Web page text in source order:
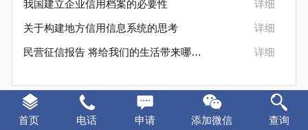
首页 电话 申请 添加微信 查询
我国建立企业信用档案的必要性 详细
关于构建地方信用信息系统的思考 详细
民营征信报告 将给我们的生活带来哪些变化 详细
证书样本Certificate sample